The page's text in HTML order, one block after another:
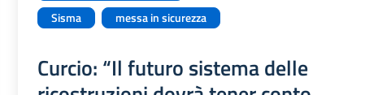
Sisma
messa in sicurezza
Curcio: “Il futuro sistema delle